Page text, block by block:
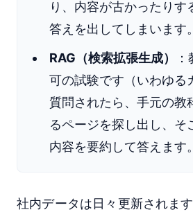
り、内容が古かったりす
答えを出してしまいます。
RAG（検索拡張生成）
可の試験です（いわゆる
質問されたら、手元の教
るページを探し出し、そ
内容を要約して答えます。
社内データは日々更新されま